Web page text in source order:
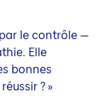
le contrôle —
Elle
bonnes
? »